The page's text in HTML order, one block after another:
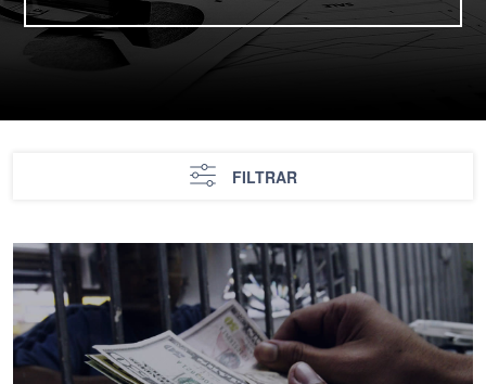
FILTRAR